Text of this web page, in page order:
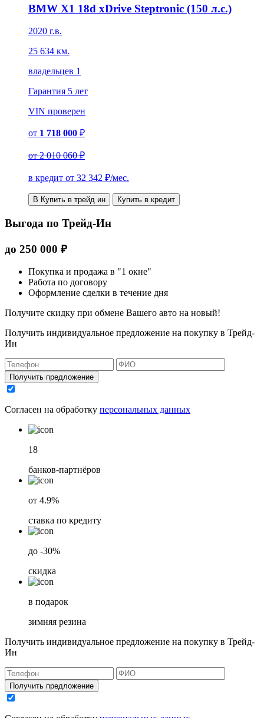
BMW X1 18d xDrive Steptronic (150 л.с.)
2020 г.в.
25 634 км.
владельцев 1
Гарантия 5 лет
VIN проверен
от 1 718 000 ₽
от2 010 060 ₽
в кредит от 32 342 ₽/мес.
В Купить в трейд ин Купить в кредит
Выгода по Трейд-Ин
до 250 000 ₽
Покупка и продажа в "1 окне"
Работа по договору
Оформление сделки в течение дня
Получите скидку при обмене Вашего авто на новый!
Получить индивидуальное предложение на покупку в Трейд-
Ин
Получить предложение
Согласен на обработку персональных данных
18
банков-партнёров
от 4.9%
ставка по кредиту
до -30%
скидка
в подарок
зимняя резина
Получить индивидуальное предложение на покупку в Трейд-
Ин
Получить предложение